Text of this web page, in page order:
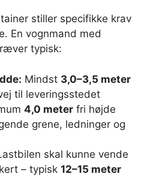
stiller specifikke krav
En vognmand med
typisk:
Mindst 3,0–3,5 meter
til leveringsstedet
4,0 meter fri højde
grene, ledninger og
skal kunne vende
– typisk 12–15 meter